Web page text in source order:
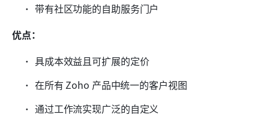
带有社区功能的自助服务门户
优点：
具成本效益且可扩展的定价
在所有 Zoho 产品中统一的客户视图
通过工作流实现广泛的自定义